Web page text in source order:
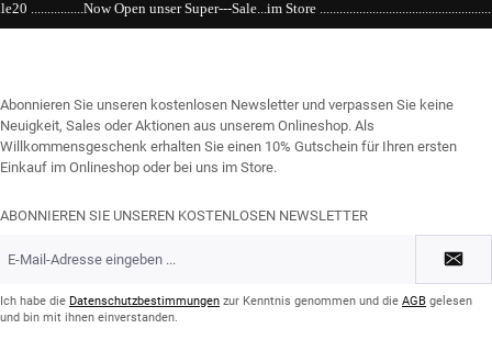
unser Super---Sale...im Store
Abonnieren Sie unseren kostenlosen Newsletter und verpassen Sie keine
Neuigkeit, Sales oder Aktionen aus unserem Onlineshop. Als
Willkommensgeschenk erhalten Sie einen 10% Gutschein für Ihren ersten
Einkauf im Onlineshop oder bei uns im Store.
ABONNIEREN SIE UNSEREN KOSTENLOSEN NEWSLETTER
Mail-
*Ich habe die Datenschutzbestimmungen zur Kenntnis genommen und die AGB gelesen
und bin mit ihnen einverstanden.